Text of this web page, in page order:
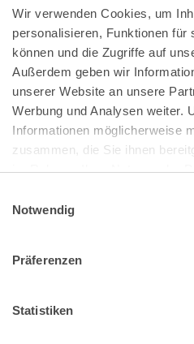
Wir verwenden Cookies, um
personalisieren, Funktionen für
können und die Zugriffe auf
Außerdem geben wir
unserer Website an unsere
Werbung und Analysen weiter.
Informationen möglicherweise
zusammen, die Sie ihnen
im Rahmen Ihrer Nutzung der
Impressum
Notwendig
Präferenzen
Statistiken
Bundeskanzlerplatz 2
53113 Bonn
Pressemitteilungen|AGB
Impressum|Datenschutz
Muster Widerrufsformular